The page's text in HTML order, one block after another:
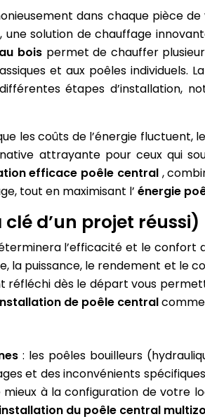
dans chaque pièce
, une solution de chauffage
bois permet de chauffer
et aux poêles individuels.
étapes d’installation,
les coûts de l’énergie fluctuent, le
attrayante pour ceux qui
efficace poêle central ,
tout en maximisant l’énergie
d’un projet réussi)
l’efficacité et le
puissance, le rendement et le
réfléchi dès le départ vous
de poêle central
: les poêles bouilleurs
et des inconvénients
à la configuration de votre
installation du poêle central